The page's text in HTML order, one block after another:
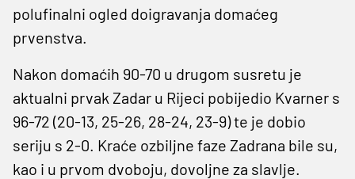
polufinalni ogled doigravanja domaćeg
prvenstva.
Nakon domaćih 90-70 u drugom susretu je
aktualni prvak Zadar u Rijeci pobijedio Kvarner s
96-72 (20-13, 25-26, 28-24, 23-9) te je dobio
seriju s 2-0. Kraće ozbiljne faze Zadrana bile su,
kao i u prvom dvoboju, dovoljne za slavlje.